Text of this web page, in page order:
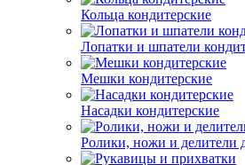
Кольца кондитерские
Лопатки и шпатели
Мешки кондитерские
Насадки кондитерские
Ролики, ножи и делители